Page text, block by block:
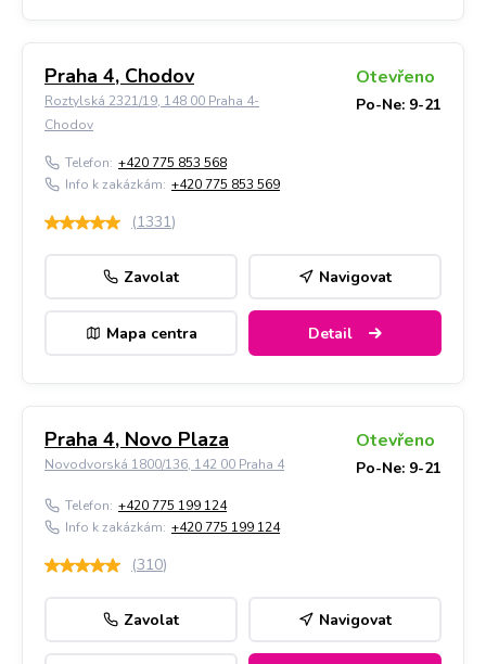
Praha 4, Chodov
Roztylská 2321/19, 148 00 Praha 4-
Chodov
Otevřeno
Po-Ne: 9-21
Telefon: +420 775 853 568
Info k zakázkám: +420 775 853 569
(1331)
Zavolat Navigovat
Mapa centra Detail
Praha 4, Novo Plaza
Novodvorská 1800/136, 142 00 Praha 4
Otevřeno
Po-Ne: 9-21
Telefon: +420 775 199 124
Info k zakázkám: +420 775 199 124
(310)
Zavolat Navigovat